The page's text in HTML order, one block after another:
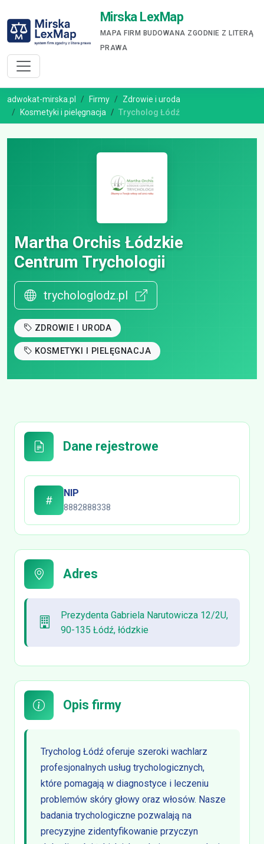
Mirska LexMap
MAPA FIRM BUDOWANA ZGODNIE Z LITERĄ
PRAWA
adwokat-mirska.pl Firmy
Zdrowie i uroda
Kosmetyki i pielęgnacja
Trycholog Łódź
Martha Orchis Łódzkie
Centrum Trychologii
trychologlodz.pl
ZDROWIE I URODA
KOSMETYKI I PIELĘGNACJA
Dane rejestrowe
NIP
8882888338
Adres
Prezydenta Gabriela Narutowicza 12/2U,
90-135 Łódź, łódzkie
Opis firmy
Trycholog Łódź oferuje szeroki wachlarz
profesjonalnych usług trychologicznych,
które pomagają w diagnostyce i leczeniu
problemów skóry głowy oraz włosów. Nasze
badania trychologiczne pozwalają na
precyzyjne zidentyfikowanie przyczyn